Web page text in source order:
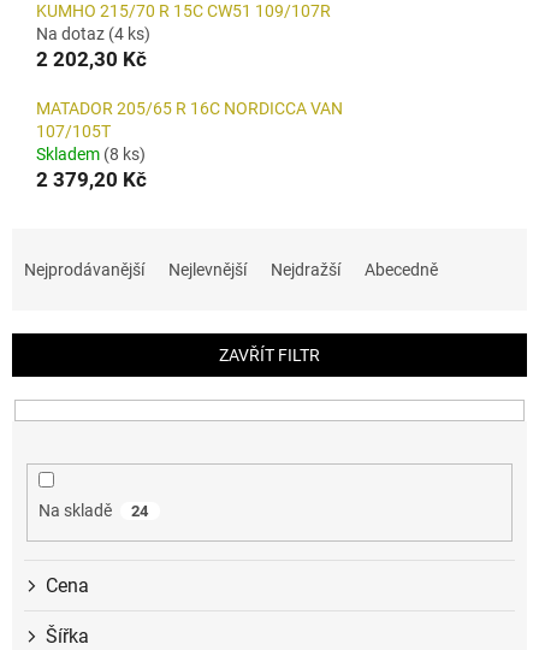
KUMHO 215/70 R 15C CW51 109/107R
Na dotaz (4 ks)
2 202,30 Kč
MATADOR 205/65 R 16C NORDICCA VAN
107/105T
Skladem (8 ks)
2 379,20 Kč
í
p
r
Nejprodávanější Nejlevnější Nejdražší Abecedně
ZAVŘÍT FILTR
Na skladě 24
Cena
Šířka